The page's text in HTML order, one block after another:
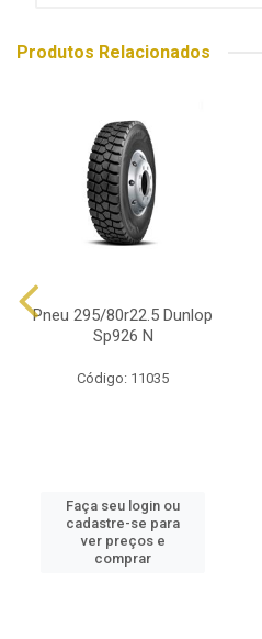
Produtos Relacionados
Pneu 295/80r22.5 Dunlop
Sp926 N
Código: 11035
Faça seu login ou
cadastre-se para
ver preços e
comprar